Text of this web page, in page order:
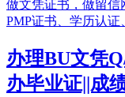
办理BU文凭
办毕业证||成